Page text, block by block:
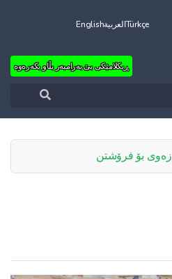
TürkçeالعربيةEnglish
ڕیکلامێکی بێ بەرامبەر بڵاو بکەرەوە
زەوی بۆ فرۆشتن